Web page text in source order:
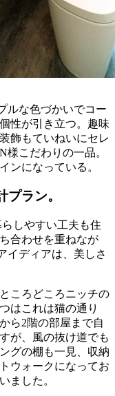
ルな色づかいでコー
性が引き立つ。趣味
飾もていねいにセレ
こだわりの一品。
ンになっている。
ラン。
しやすい工夫も住
合わせを重ねなが
イディアは、美しさ
ころどころニッチの
はこれは猫の通り
ら2階の部屋まで自
が、風の抜け道でも
グの棚も一見、収納
ウォークになってお
ました。